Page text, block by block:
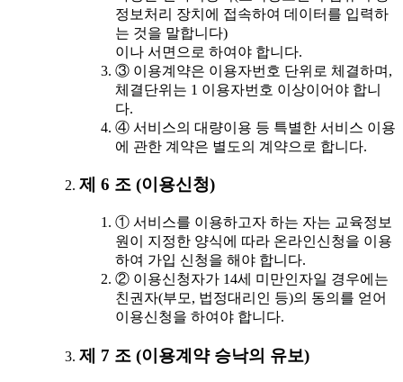
정보처리 장치에 접속하여 데이터를 입력하
는 것을 말합니다)
이나 서면으로 하여야 합니다.
③ 이용계약은 이용자번호 단위로 체결하며,
체결단위는 1 이용자번호 이상이어야 합니
다.
④ 서비스의 대량이용 등 특별한 서비스 이용
에 관한 계약은 별도의 계약으로 합니다.
제 6 조 (이용신청)
① 서비스를 이용하고자 하는 자는 교육정보
원이 지정한 양식에 따라 온라인신청을 이용
하여 가입 신청을 해야 합니다.
② 이용신청자가 14세 미만인자일 경우에는
친권자(부모, 법정대리인 등)의 동의를 얻어
이용신청을 하여야 합니다.
제 7 조 (이용계약 승낙의 유보)